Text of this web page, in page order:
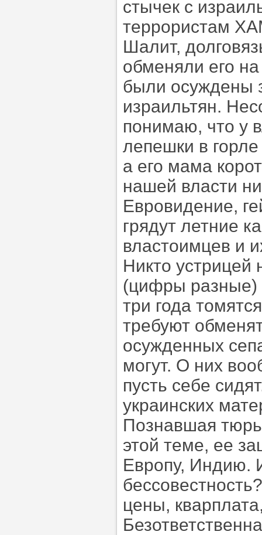
стычек с
террористам
Шалит,
обменяли его
были осуждены
израильтян.
понимаю, что у
лепешки в
а его мама
нашей власти
Евровидение,
грядут летние
властоимцев и
Никто устрицей
(цифры разные)
три года
требуют
осужденных
могут. О них
пусть себе
украинских
Познавшая
этой теме, ее
Европу, Индию.
цены,